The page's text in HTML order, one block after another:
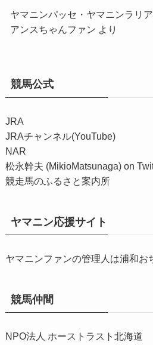
ヤマニンパッセ・ヤマニンラリ
アンスちゃんファン より
競馬公式
JRA
JRAチャンネル(YouTube)
NAR
松永幹夫 (MikioMatsunaga) on
競走馬のふるさと案内所
ヤマニン応援サイト
ヤマニンファンの管理人は浦和お
競馬仲間
NPO法人 ホーストラスト北海道